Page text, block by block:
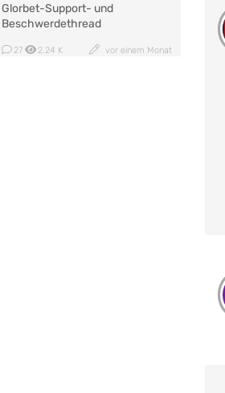
Glorbet-Support- und
Beschwerdethread
27 2.24 K vor einem Monat